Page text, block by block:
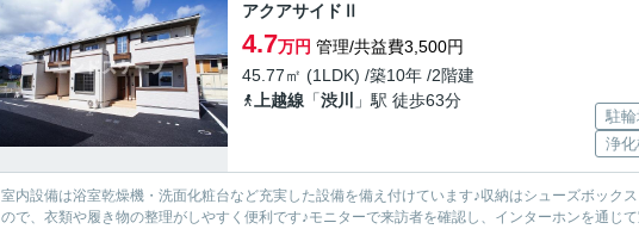
アクアサイドⅡ
4.7万円 管理/共益費3,500円
45.77㎡ (1LDK) /築10年 /2階建
上越線 「渋川 」駅 徒歩63分
駐
浄
室内設備は浴室乾燥機・洗面化粧台など充実した設備を備え付けています♪収納はシューズボック
ので、衣類や履き物の整理がしやすく便利です♪モニターで来訪者を確認し、インターホンを通じ